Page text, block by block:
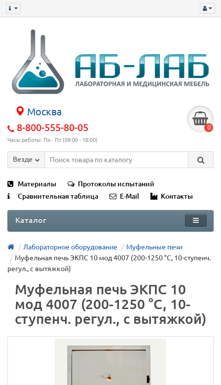
Москва
8-800-555-80-05
Часы работы: Пн - Пт (09:00 - 18:00)
0
Везде
Материалы
Протоколы испытаний
Сравнительная таблица
E-Mail Контакты
Каталог
Лабораторное оборудование
Муфельные печи
Муфельная печь ЭКПС 10 мод 4007 (200-1250 °С, 10-ступенч.
регул., с вытяжкой)
Муфельная печь ЭКПС 10
мод 4007 (200-1250 °С, 10-
ступенч. регул., с вытяжкой)